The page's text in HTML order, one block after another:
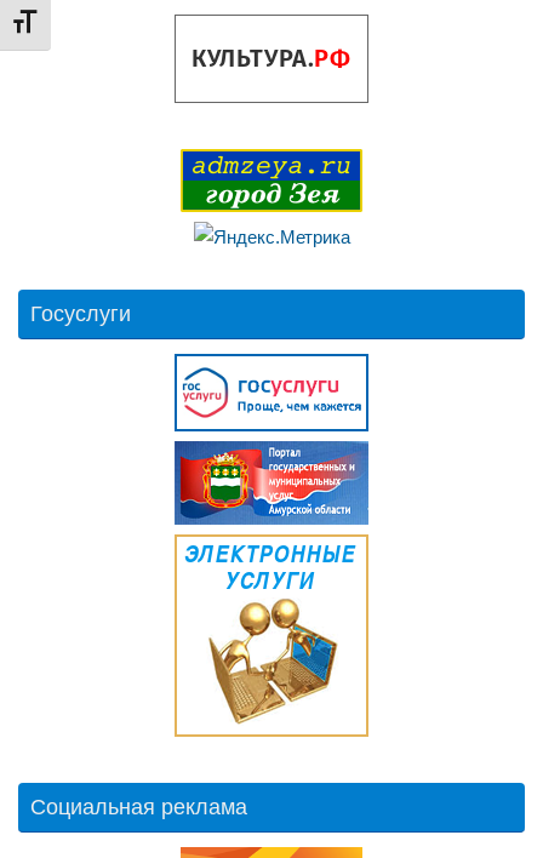
Переключить на увеличенный шрифт
Госуслуги
Социальная реклама